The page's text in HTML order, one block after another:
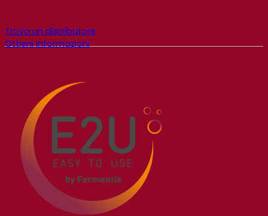
Trova un distributore
Ottieni informazioni